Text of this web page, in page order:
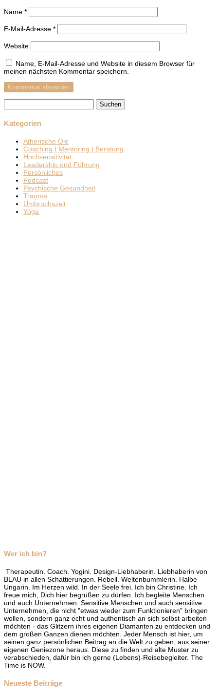
Name *
E-Mail-Adresse *
Website
Name, E-Mail-Adresse und Website in diesem Browser für
meinen nächsten Kommentar speichern.
nach:
Kategorien
Ätherische Öle
Coaching I Mentoring I Beratung
Hochsensitivität
Leadership und Führung
Persönliches
Podcast
Psychische Gesundheit
Trauma
Umbruchszeit
Yoga
Wer ich bin?
Therapeutin. Coach. Yogini. Design-Liebhaberin. Liebhaberin von
BLAU in allen Schattierungen. Rebell. Weltenbummlerin. Halbe
Ungarin. Im Herzen wild. In der Seele frei. Ich bin Christine. Ich
freue mich, Dich hier begrüßen zu dürfen. Ich begleite Menschen
und auch Unternehmen. Sensitive Menschen und auch sensitive
Unternehmen, die nicht "etwas wieder zum Funktionieren" bringen
wollen, sondern ganz echt und authentisch an sich selbst arbeiten
möchten - das Glitzern ihres eigenen Diamanten zu entdecken und
dem großen Ganzen dienen möchten. Jeder Mensch ist hier, um
seinen ganz persönlichen Beitrag an die Welt zu geben, aus seiner
eigenen Geniezone heraus. Diese zu finden und alte Muster zu
verabschieden, dafür bin ich gerne (Lebens)-Reisebegleiter. The
Time is NOW.
Neueste Beiträge